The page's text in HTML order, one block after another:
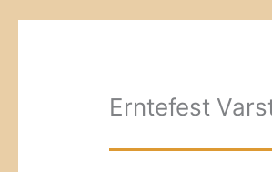
Erntefest